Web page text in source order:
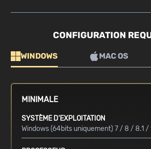
CONFIGURATION
WINDOWS MAC OS
MINIMALE
SYSTÈME D'EXPLOITATION
Windows (64bits uniquement) 7 / 8 / 8.1 /